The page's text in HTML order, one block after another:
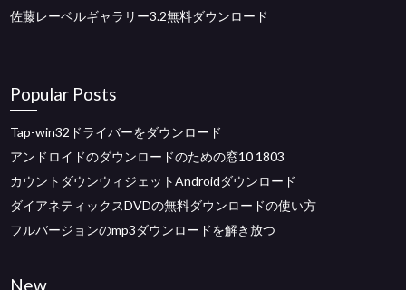
佐藤レーベルギャラリー3.2無料ダウンロード
Popular Posts
Tap-win32ドライバーをダウンロード
アンドロイドのダウンロードのための窓10 1803
カウントダウンウィジェットAndroidダウンロード
ダイアネティックスDVDの無料ダウンロードの使い方
フルバージョンのmp3ダウンロードを解き放つ
New